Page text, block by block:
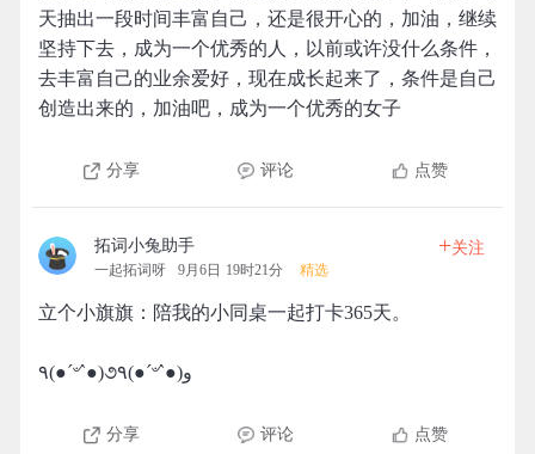
天抽出一段时间丰富自己，还是很开心的，加油，继续
坚持下去，成为一个优秀的人，以前或许没什么条件，
去丰富自己的业余爱好，现在成长起来了，条件是自己
创造出来的，加油吧，成为一个优秀的女子
分享 评论 点赞
拓词小兔助手
一起拓词呀 9月6日 19时21分 精选
+关注
立个小旗旗：陪我的小同桌一起打卡365天。
٩(●´৺`●)૭٩(●´৺`●)و
分享 评论 点赞